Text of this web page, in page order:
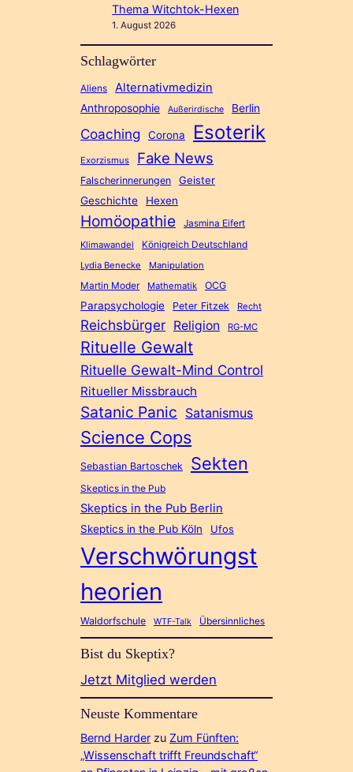
Thema Witchtok-Hexen
1. August 2026
Schlagwörter
Aliens Alternativmedizin
Anthroposophie Außerirdische Berlin
Coaching Corona Esoterik
Exorzismus Fake News
Falscherinnerungen
Geister
Geschichte
Hexen
Homöopathie Jasmina Eifert
Klimawandel Königreich Deutschland
Lydia Benecke Manipulation
Martin Moder Mathematik OCG
Parapsychologie Peter Fitzek Recht
Reichsbürger Religion RG-MC
Rituelle Gewalt
Rituelle Gewalt-Mind Control
Ritueller Missbrauch
Satanic Panic Satanismus
Science Cops
Sebastian Bartoschek Sekten
Skeptics in the Pub
Skeptics in the Pub Berlin
Skeptics in the Pub Köln Ufos
Verschwörungst
heorien
Waldorfschule WTF-Talk Übersinnliches
Bist du Skeptix?
Jetzt Mitglied werden
Neuste Kommentare
Bernd Harder zuZum Fünften:
„Wissenschaft trifft Freundschaft“